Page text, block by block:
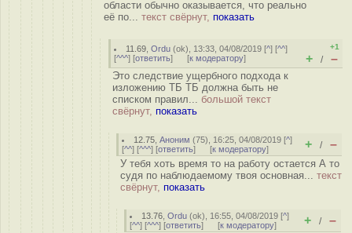
области обычно оказывается, что реально
её по... текст свёрнут, показать
11.69 ,Ordu (ok), 13:33, 04/08/2019 [^] [^^]
[^^^] [ответить] [к модератору]
+1
+ / –
Это следствие ущербного подхода к
изложению ТБ ТБ должна быть не
списком правил... большой текст
свёрнут, показать
12.75 ,Аноним (75), 16:25, 04/08/2019 [^]
[^^] [^^^] [ответить] [к модератору] + / –
У тебя хоть время то на работу остается А то
судя по наблюдаемому твоя основная... текст
свёрнут, показать
13.76 ,Ordu (ok), 16:55, 04/08/2019 [^]
[^^] [^^^] [ответить] [к модератору] + / –